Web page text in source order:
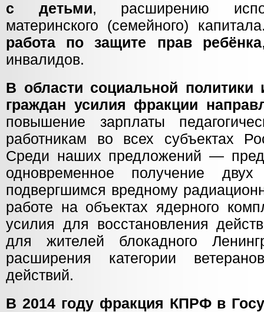
с детьми, расширению
материнского (семейного)
работа по защите прав ребёнка
инвалидов.
В области социальной политики
граждан усилия фракции
повышение зарплаты
работникам во всех субъектах
Среди наших предложений —
одновременное получение
подвергшимся вредному
работе на объектах ядерного
усилия для восстановления
для жителей блокадного
расширения категории
действий.
В 2014 году фракция КПРФ в